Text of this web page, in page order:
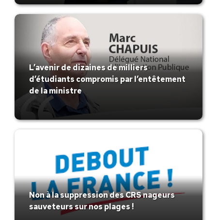
L’avenir de dizaines de milliers
d’étudiants compromis par l’entêtement
de la ministre
Non à la suppression des CRS nageurs
sauveteurs sur nos plages !